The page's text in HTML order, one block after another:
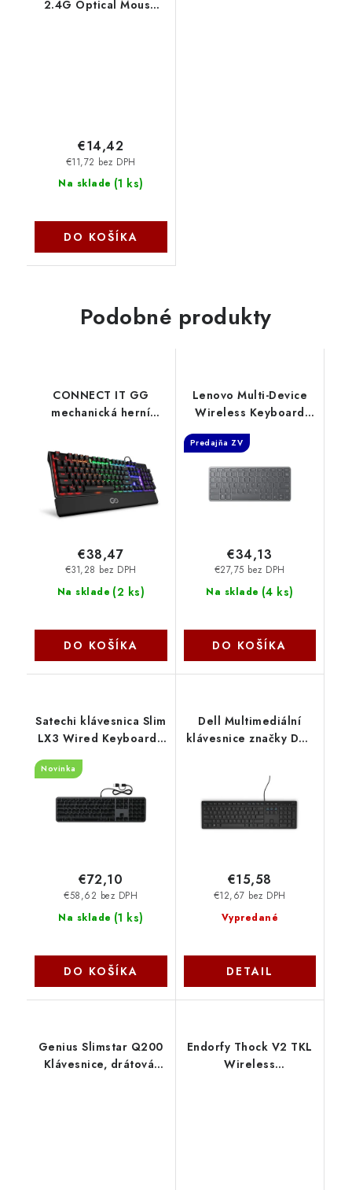
2.4G Optical Mouse
Na sklade (1 ks)
€11,72 bez DPH
€14,42
DO KOŠÍKA
Podobné produkty
CONNECT IT GG
mechanická herní
klávesnice.USB,antighost,podsvícená
(CZ+SK verze), ČERNÁ
CKB-7050-CS Connect
IT
Na sklade (2 ks)
€31,28 bez DPH
€38,47
DO KOŠÍKA
Lenovo Multi-Device
Wireless Keyboard
(CZ/SK)
Predajňa ZV
Na sklade (4 ks)
€27,75 bez DPH
€34,13
DO KOŠÍKA
Satechi klávesnica Slim
LX3 Wired Keyboard -
Space Black ST-
KULX3C-EN
Novinka
Na sklade (1 ks)
€58,62 bez DPH
€72,10
DO KOŠÍKA
Dell Multimediální
klávesnice značky Dell
580-ADGQ
Vypredané
€12,67 bez DPH
€15,58
DETAIL
Genius Slimstar Q200
Klávesnice, drátová,
Endorfy Thock V2 TKL
Wireless